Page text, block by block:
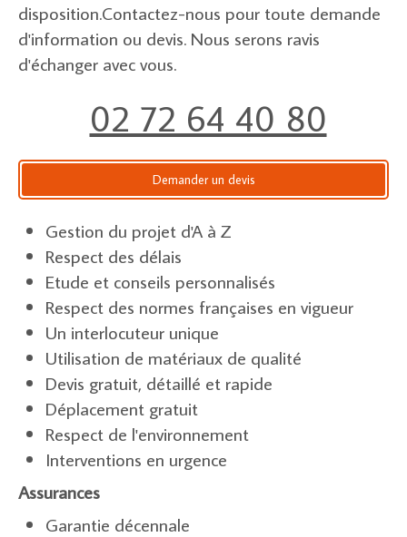
disposition.Contactez-nous pour toute demande
d'information ou devis. Nous serons ravis
d'échanger avec vous.
02 72 64 40 80
Demander un devis
Gestion du projet d'A à Z
Respect des délais
Etude et conseils personnalisés
Respect des normes françaises en vigueur
Un interlocuteur unique
Utilisation de matériaux de qualité
Devis gratuit, détaillé et rapide
Déplacement gratuit
Respect de l'environnement
Interventions en urgence
Assurances
Garantie décennale